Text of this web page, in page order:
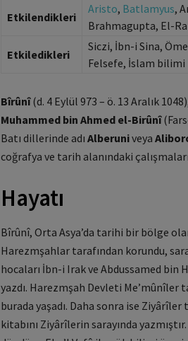
Etkilendikleri
Aristo, Batlamyus,
Brahmagupta, El-
Etkiledikleri
Siczi, İbn-i Sina,
Felsefe, İslam bilimi
Bîrûnî(d. 4 Eylül 973 – ö. 13 Aralık
Muhammed bin Ahmed el-Birûnî
Batı dillerinde adı Alberuniveya
coğrafya ve tarih alanındaki
Hayatı
Bîrûnî, Orta Asya’da tarihi bir bölge
Harezmşahlar tarafından korundu,
hocaları İbn-i Irak ve Abdussamed bin
yazdı. Harezmşah Devleti Me’mûnîler
burada yaşadı. Daha sonra ise
kitabını Ziyârîlerin sarayında